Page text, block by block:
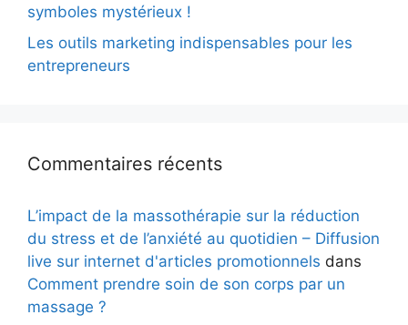
symboles mystérieux !
Les outils marketing indispensables pour les
entrepreneurs
Commentaires récents
L’impact de la massothérapie sur la réduction
du stress et de l’anxiété au quotidien – Diffusion
live sur internet d'articles promotionnels dans
Comment prendre soin de son corps par un
massage ?